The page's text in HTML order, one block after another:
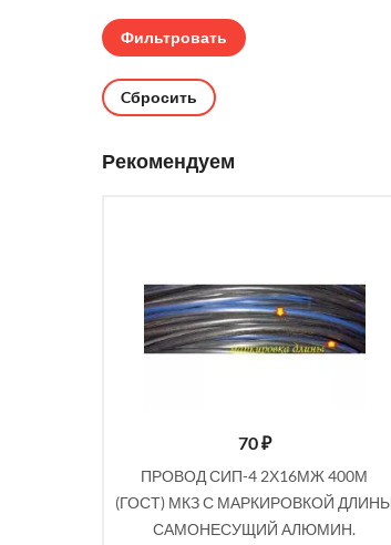
Cбросить
Рекомендуем
70₽
ПРОВОД СИП-4 2Х16МЖ 400М
(ГОСТ) МКЗ С МАРКИРОВКОЙ
САМОНЕСУЩИЙ АЛЮМИН.